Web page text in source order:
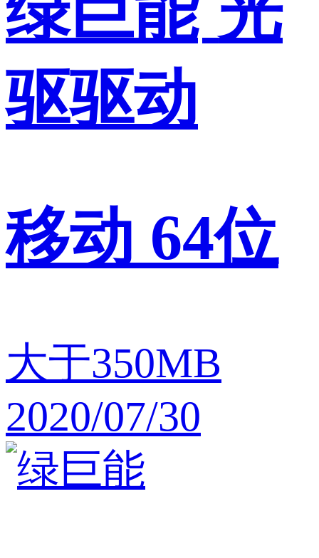
驱驱动
移动 64位
大于350MB
2020/07/30